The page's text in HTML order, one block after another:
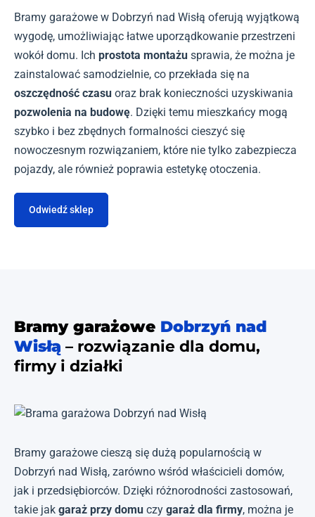
Bramy garażowe w Dobrzyń nad Wisłą oferują wyjątkową
wygodę, umożliwiając łatwe uporządkowanie przestrzeni
wokół domu. Ich prostota montażu sprawia, że można je
zainstalować samodzielnie, co przekłada się na
oszczędność czasu oraz brak konieczności uzyskiwania
pozwolenia na budowę. Dzięki temu mieszkańcy mogą
szybko i bez zbędnych formalności cieszyć się
nowoczesnym rozwiązaniem, które nie tylko zabezpiecza
pojazdy, ale również poprawia estetykę otoczenia.
Odwiedź sklep
Bramy garażowe Dobrzyń nad
Wisłą – rozwiązanie dla domu,
firmy i działki
Bramy garażowe cieszą się dużą popularnością w
Dobrzyń nad Wisłą, zarówno wśród właścicieli domów,
jak i przedsiębiorców. Dzięki różnorodności zastosowań,
takie jak garaż przy domu czy garaż dla firmy, można je